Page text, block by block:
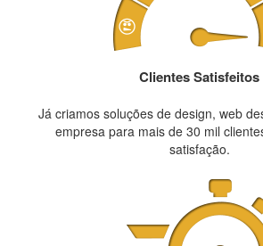
Clientes Satisfeitos
Já criamos soluções de design, web
empresa para mais de 30 mil
satisfação.